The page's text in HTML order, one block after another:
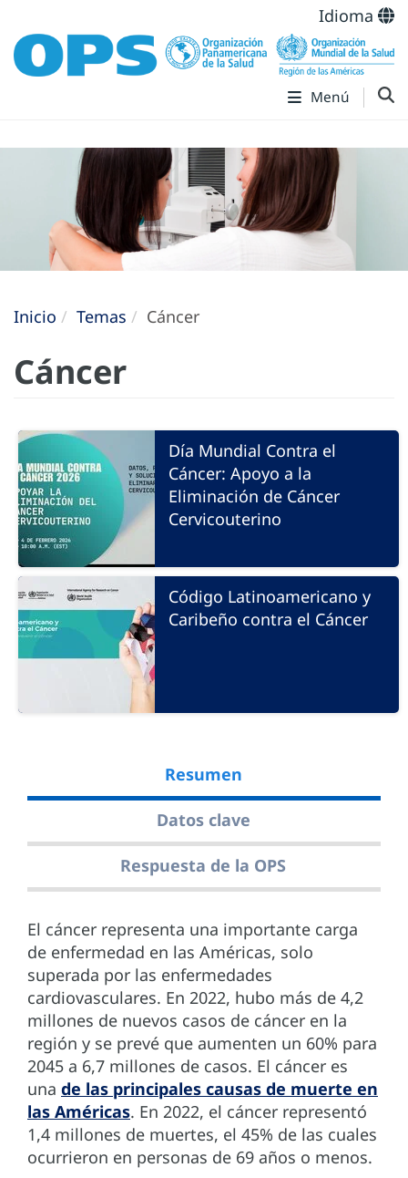
Idioma
Menú
Inicio Temas Cáncer
Cáncer
Día Mundial Contra el
Cáncer: Apoyo a la
Eliminación de Cáncer
Cervicouterino
Código Latinoamericano y
Caribeño contra el Cáncer
Resumen
Datos clave
Respuesta de la OPS
El cáncer representa una importante carga
de enfermedad en las Américas, solo
superada por las enfermedades
cardiovasculares. En 2022, hubo más de 4,2
millones de nuevos casos de cáncer en la
región y se prevé que aumenten un 60% para
2045 a 6,7 millones de casos. El cáncer es
una de las principales causas de muerte en
las Américas. En 2022, el cáncer representó
1,4 millones de muertes, el 45% de las cuales
ocurrieron en personas de 69 años o menos.